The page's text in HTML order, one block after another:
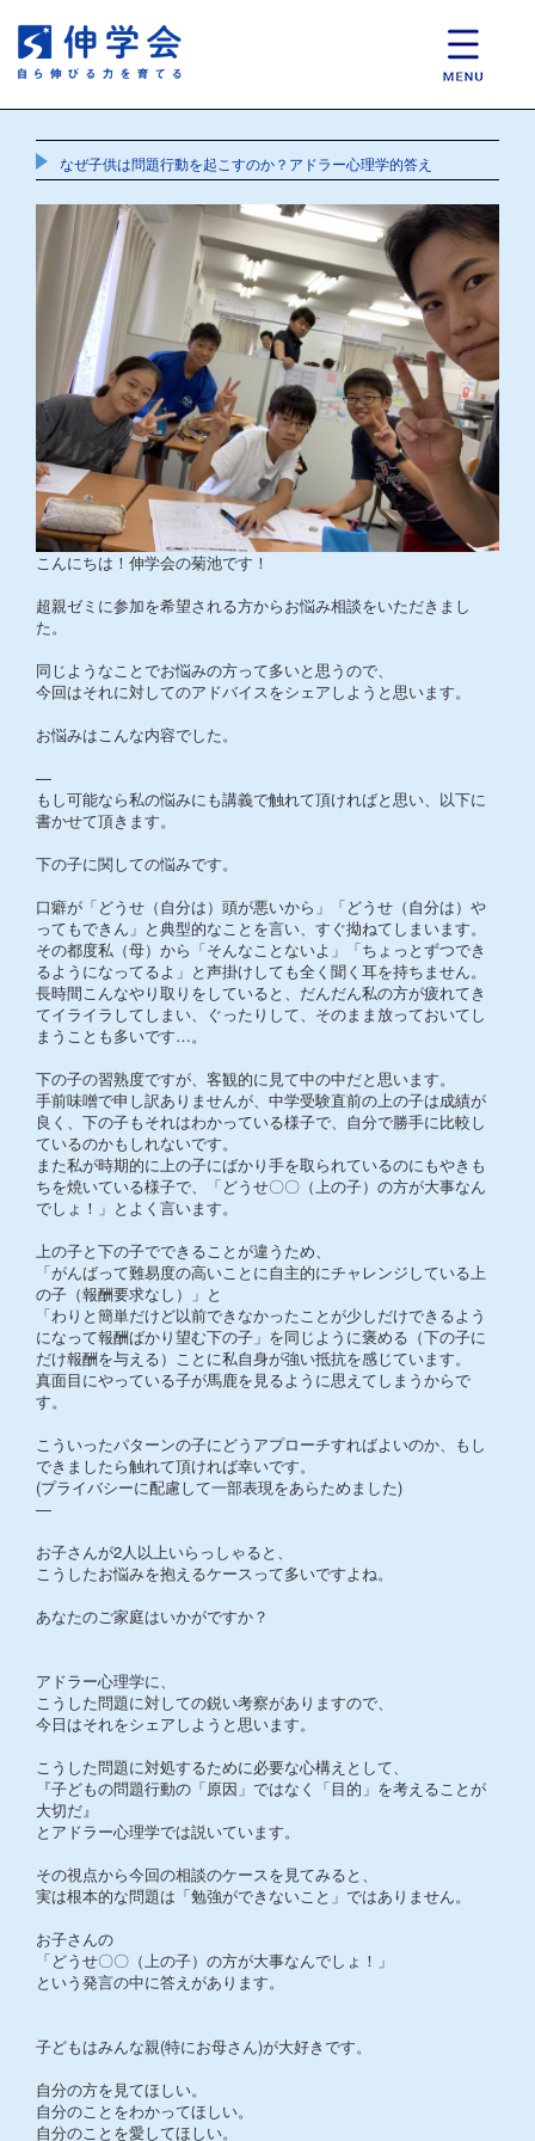
なぜ子供は問題行動を起こすのか？アドラー心理学的答え
こんにちは！伸学会の菊池です！
超親ゼミに参加を希望される方からお悩み相談をいただきまし
た。
同じようなことでお悩みの方って多いと思うので、
今回はそれに対してのアドバイスをシェアしようと思います。
お悩みはこんな内容でした。
—
もし可能なら私の悩みにも講義で触れて頂ければと思い、以下に
書かせて頂きます。
下の子に関しての悩みです。
口癖が「どうせ（自分は）頭が悪いから」「どうせ（自分は）や
ってもできん」と典型的なことを言い、すぐ拗ねてしまいます。
その都度私（母）から「そんなことないよ」「ちょっとずつでき
るようになってるよ」と声掛けしても全く聞く耳を持ちません。
長時間こんなやり取りをしていると、だんだん私の方が疲れてき
てイライラしてしまい、ぐったりして、そのまま放っておいてし
まうことも多いです…。
下の子の習熟度ですが、客観的に見て中の中だと思います。
手前味噌で申し訳ありませんが、中学受験直前の上の子は成績が
良く、下の子もそれはわかっている様子で、自分で勝手に比較し
ているのかもしれないです。
また私が時期的に上の子にばかり手を取られているのにもやきも
ちを焼いている様子で、「どうせ〇〇（上の子）の方が大事なん
でしょ！」とよく言います。
上の子と下の子でできることが違うため、
「がんばって難易度の高いことに自主的にチャレンジしている上
の子（報酬要求なし）」と
「わりと簡単だけど以前できなかったことが少しだけできるよう
になって報酬ばかり望む下の子」を同じように褒める（下の子に
だけ報酬を与える）ことに私自身が強い抵抗を感じています。
真面目にやっている子が馬鹿を見るように思えてしまうからで
す。
こういったパターンの子にどうアプローチすればよいのか、もし
できましたら触れて頂ければ幸いです。
(プライバシーに配慮して一部表現をあらためました)
—
お子さんが2人以上いらっしゃると、
こうしたお悩みを抱えるケースって多いですよね。
あなたのご家庭はいかがですか？
アドラー心理学に、
こうした問題に対しての鋭い考察がありますので、
今日はそれをシェアしようと思います。
こうした問題に対処するために必要な心構えとして、
『子どもの問題行動の「原因」ではなく「目的」を考えることが
大切だ』
とアドラー心理学では説いています。
その視点から今回の相談のケースを見てみると、
実は根本的な問題は「勉強ができないこと」ではありません。
お子さんの
「どうせ〇〇（上の子）の方が大事なんでしょ！」
という発言の中に答えがあります。
子どもはみんな親(特にお母さん)が大好きです。
自分の方を見てほしい。
自分のことをわかってほしい。
自分のことを愛してほしい。